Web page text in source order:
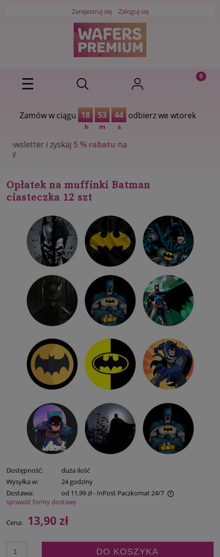
Zarejestruj się Zaloguj się
Zamów w ciągu 18
h
53
m
44
s
odbierz we wtorek
5 % rabatuna
Opłatek na muffinki Batman
ciasteczka 12 szt
Dostępność:
duża ilość
Wysyłka w:
24 godziny
Dostawa:
od 11,99 zł- InPost Paczkomat 24/7
Cena nie zawiera ewentualnych kosztów płatności
sprawdź formy dostawy
Cena: 13,90 zł
DO KOSZYKA